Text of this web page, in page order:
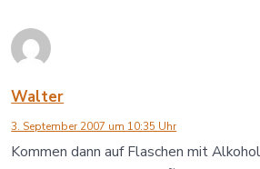
Walter
3. September 2007 um 10:35 Uhr
Kommen dann auf Flaschen mit